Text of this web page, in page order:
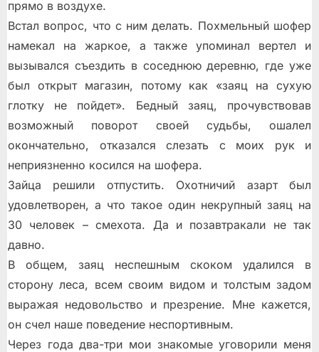
прямо в воздухе.
Встал вопрос, что с ним делать. Похмельный шофер
намекал на жаркое, а также упоминал вертел и
вызывался съездить в соседнюю деревню, где уже
был открыт магазин, потому как «заяц на сухую
глотку не пойдет». Бедный заяц, прочувствовав
возможный поворот своей судьбы, ошалел
окончательно, отказался слезать с моих рук и
неприязненно косился на шофера.
Зайца решили отпустить. Охотничий азарт был
удовлетворен, а что такое один некрупный заяц на
30 человек – смехота. Да и позавтракали не так
давно.
В общем, заяц неспешным скоком удалился в
сторону леса, всем своим видом и толстым задом
выражая недовольство и презрение. Мне кажется,
он счел наше поведение неспортивным.
Через года два-три мои знакомые уговорили меня